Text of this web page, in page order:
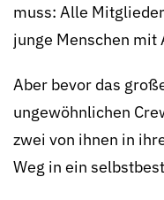
muss: Alle
junge Menschen mit
Aber bevor das
ungewöhnlichen
zwei von ihnen in
Weg in ein